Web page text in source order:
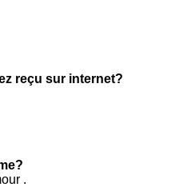
reçu sur internet?
.